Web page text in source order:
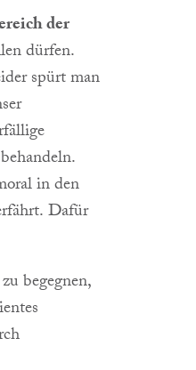
der
dürfen.
spürt man
in den
Dafür
zu begegnen,